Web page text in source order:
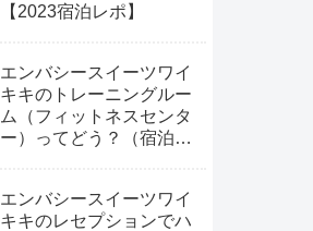
【2023宿泊レポ】
エンバシースイーツワイ
キキのトレーニングルー
ム（フィットネスセンタ
ー）ってどう？（宿泊
エンバシースイーツワイ
キキのレセプションでハ